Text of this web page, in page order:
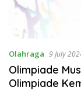
Olahraga 9 July
Olimpiade
Olimpiade